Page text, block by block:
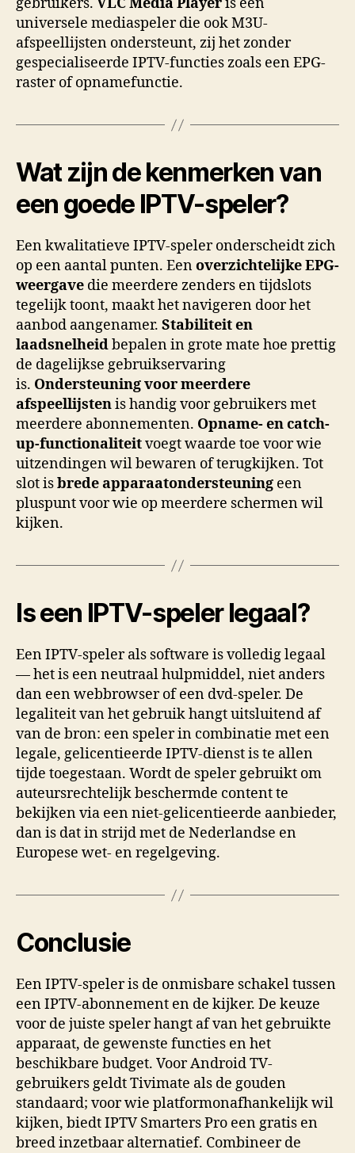
universele mediaspeler die ook M3U-
afspeellijsten ondersteunt, zij het zonder
gespecialiseerde IPTV-functies zoals een EPG-
raster of opnamefunctie.
Wat zijn de kenmerken van
een goede IPTV-speler?
Een kwalitatieve IPTV-speler onderscheidt zich
op een aantal punten. Eenoverzichtelijke EPG-
weergave die meerdere zenders en tijdslots
tegelijk toont, maakt het navigeren door het
aanbod aangenamer. Stabiliteit en
laadsnelheidbepalen in grote mate hoe prettig
de dagelijkse gebruikservaring
is. Ondersteuning voor meerdere
afspeellijstenis handig voor gebruikers met
meerdere abonnementen. Opname- en catch-
up-functionaliteitvoegt waarde toe voor wie
uitzendingen wil bewaren of terugkijken. Tot
slot isbrede apparaatondersteuning een
pluspunt voor wie op meerdere schermen wil
kijken.
Is een IPTV-speler legaal?
Een IPTV-speler als software is volledig legaal
— het is een neutraal hulpmiddel, niet anders
dan een webbrowser of een dvd-speler. De
legaliteit van het gebruik hangt uitsluitend af
van de bron: een speler in combinatie met een
legale, gelicentieerde IPTV-dienst is te allen
tijde toegestaan. Wordt de speler gebruikt om
auteursrechtelijk beschermde content te
bekijken via een niet-gelicentieerde aanbieder,
dan is dat in strijd met de Nederlandse en
Europese wet- en regelgeving.
Conclusie
Een IPTV-speler is de onmisbare schakel tussen
een IPTV-abonnement en de kijker. De keuze
voor de juiste speler hangt af van het gebruikte
apparaat, de gewenste functies en het
beschikbare budget. Voor Android TV-
gebruikers geldt Tivimate als de gouden
standaard; voor wie platformonafhankelijk wil
kijken, biedt IPTV Smarters Pro een gratis en
breed inzetbaar alternatief. Combineer de